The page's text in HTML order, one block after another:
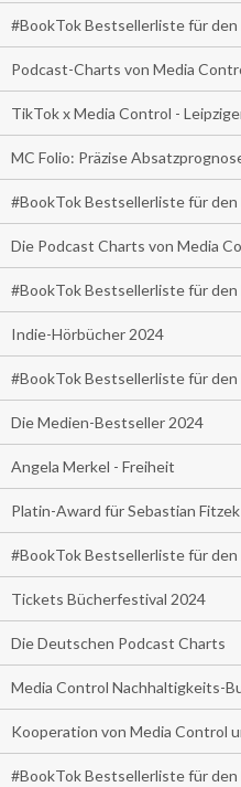
#BookTok Bestsellerliste für den
Podcast-Charts von Media
TikTok x Media Control -
MC Folio: Präzise
#BookTok Bestsellerliste für den
Die Podcast Charts von Media
#BookTok Bestsellerliste für den
Indie-Hörbücher 2024
#BookTok Bestsellerliste für
Die Medien-Bestseller 2024
Angela Merkel - Freiheit
Platin-Award für Sebastian Fitzek
#BookTok Bestsellerliste für
Tickets Bücherfestival 2024
Die Deutschen Podcast Charts
Media Control Nachhaltigkeits-
Kooperation von Media Control
#BookTok Bestsellerliste für